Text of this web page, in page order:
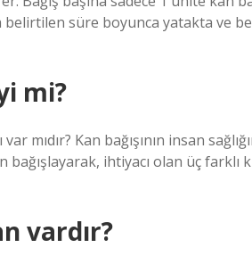
belirtilen süre boyunca yatakta ve
mi?
var mıdır? Kan bağışının insan
ihtiyacı olan üç farklı
vardır?